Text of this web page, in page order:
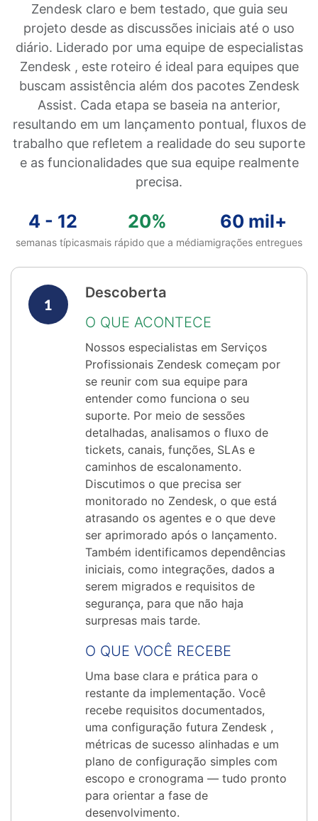
Zendesk claro e bem testado, que guia seu
projeto desde as discussões iniciais até o uso
diário. Liderado por uma equipe de especialistas
Zendesk , este roteiro é ideal para equipes que
buscam assistência além dos pacotes Zendesk
Assist. Cada etapa se baseia na anterior,
resultando em um lançamento pontual, fluxos de
trabalho que refletem a realidade do seu suporte
e as funcionalidades que sua equipe realmente
precisa.
4 - 12
semanas típicas
20%
mais rápido que a média
60 mil+
migrações entregues
Descoberta
O QUE ACONTECE
Nossos especialistas em Serviços
Profissionais Zendesk começam por
se reunir com sua equipe para
entender como funciona o seu
suporte. Por meio de sessões
detalhadas, analisamos o fluxo de
tickets, canais, funções, SLAs e
caminhos de escalonamento.
Discutimos o que precisa ser
monitorado no Zendesk, o que está
atrasando os agentes e o que deve
ser aprimorado após o lançamento.
Também identificamos dependências
iniciais, como integrações, dados a
serem migrados e requisitos de
segurança, para que não haja
surpresas mais tarde.
O QUE VOCÊ RECEBE
Uma base clara e prática para o
restante da implementação. Você
recebe requisitos documentados,
uma configuração futura Zendesk ,
métricas de sucesso alinhadas e um
plano de configuração simples com
escopo e cronograma — tudo pronto
para orientar a fase de
desenvolvimento.